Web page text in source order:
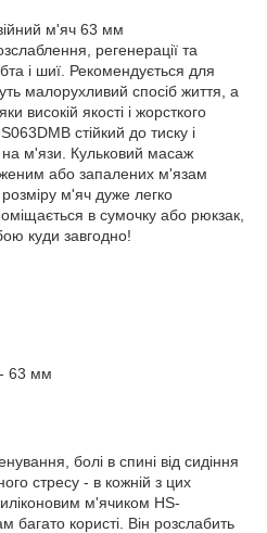
м'яч 63 мм
регенерації та
і шиї. Рекомендується для
малорухливий спосіб життя, а
високій якості і жорсткого
стійкий до тиску і
на м'язи. Кульковий масаж
або запалених м'язам
м'яч дуже легко
в сумочку або рюкзак,
куди завгодно!
- 63 мм
болі в спині від сидіння
стресу - в кожній з цих
м'ячиком HS-
користі. Він розслабить